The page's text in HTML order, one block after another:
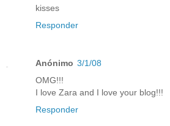
kisses
Responder
Anónimo 3/1/08
OMG!!!
I love Zara and I love your blog!!!
Responder